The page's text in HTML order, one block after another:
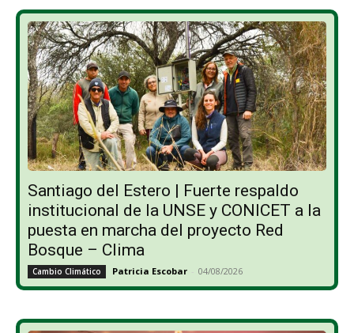
Santiago del Estero | Fuerte respaldo
institucional de la UNSE y CONICET a la
puesta en marcha del proyecto Red
Bosque – Clima
Cambio Climático Patricia Escobar - 04/08/2026